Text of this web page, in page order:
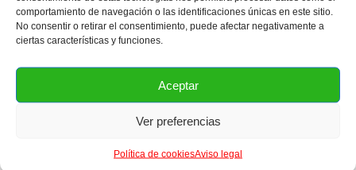
comportamiento de navegación o las identificaciones únicas en este sitio.
No consentir o retirar el consentimiento, puede afectar negativamente a
ciertas características y funciones.
Aceptar
Ver preferencias
Política de cookiesAviso legal